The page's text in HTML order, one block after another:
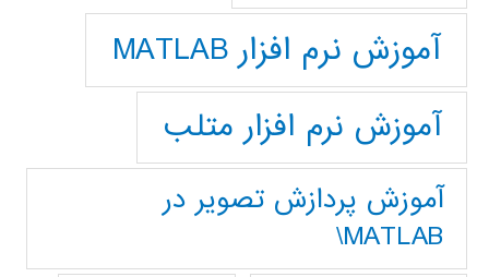
آموزش نرم افزار MATLAB
آموزش نرم افزار متلب
آموزش پردازش تصوير در
MATLAB\